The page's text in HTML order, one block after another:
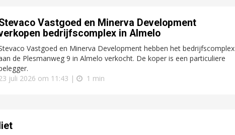
Vastgoed en Minerva Development
bedrijfscomplex in Almelo
Vastgoed en Minerva Development hebben het bedrijfscomplex
de Plesmanweg 9 in Almelo verkocht. De koper is een particuliere
juli 2026 om 11:43 |
1 min